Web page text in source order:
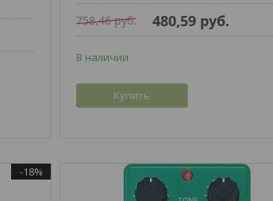
758,46руб. 480,59 руб.
В наличии
Купить
-18%